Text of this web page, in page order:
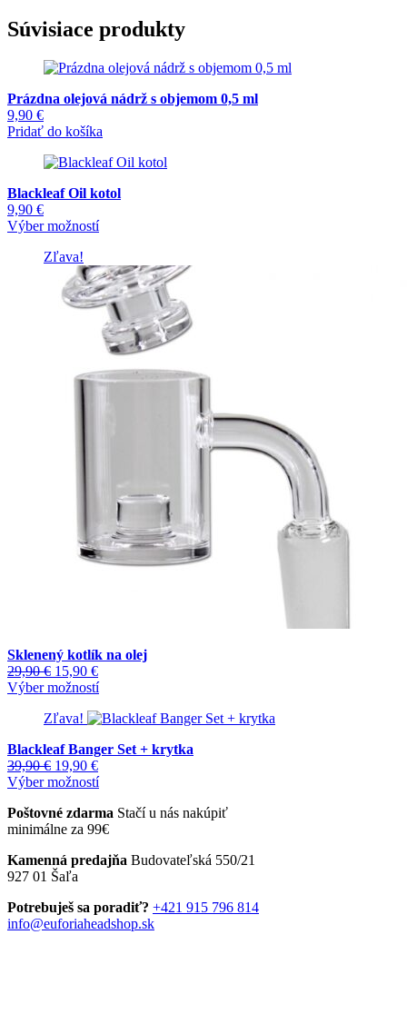
Súvisiace produkty
Prázdna olejová nádrž s objemom 0,5 ml
9,90 €
Pridať do košíka
Blackleaf Oil kotol
9,90 €
Výber možnostíTento
viacero
variantov.
Možnosti
si
môžete
vybrať
na
stránke
Zľava!
Sklenený kotlík na olej
29,90€ Pôvodná
cena
29,90 €.
15,90 €Aktuálna
cena
15,90 €.
Výber možnostíTento
má
variantov.
si
vybrať
na
produktu.
Zľava!
Blackleaf Banger Set + krytka
39,90€ Pôvodná
cena
39,90 €.
19,90 €Aktuálna
cena
19,90 €.
Výber možnostíTento
má
viacero
Možnosti
vybrať
na
Poštovné zdarma Stačí u nás nakúpiť
minimálne za 99€
Kamenná predajňa Budovateľská 550/21
927 01 Šaľa
Potrebuješ sa poradiť? +421 915 796 814
info@euforiaheadshop.sk